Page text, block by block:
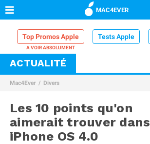
MAC4EVER
Top Promos Apple Tests Apple
VPN Mac
Comparatif iPhone
ACTUALITÉ
Mac4Ever Divers
Les 10 points qu'on
aimerait trouver dans
iPhone OS 4.0